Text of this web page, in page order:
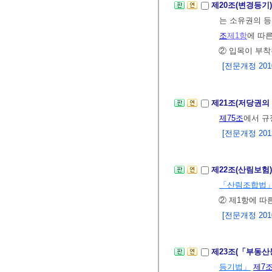
제20조(변경등
는 소유권의
조제1항에 따
② 입목이 부착
[전문개정
제21조(저당권
제75조에서 규
[전문개정
제22조(산림보
「산림조합법
② 제1항에 따
[전문개정
제23조(「부동
등기법」
제7